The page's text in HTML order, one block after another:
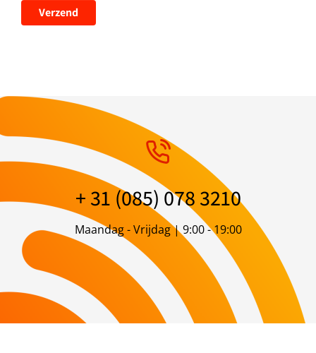
+ 31 (085) 078 3210
Maandag - Vrijdag | 9:00 - 19:00